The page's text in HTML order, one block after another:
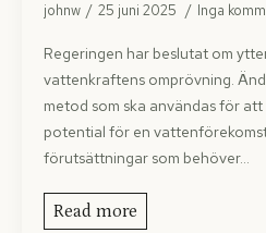
johnw 25 juni 2025 Inga
Regeringen har beslutat om
vattenkraftens omprövning.
metod som ska användas för
potential för en
förutsättningar som behöver…
Read more